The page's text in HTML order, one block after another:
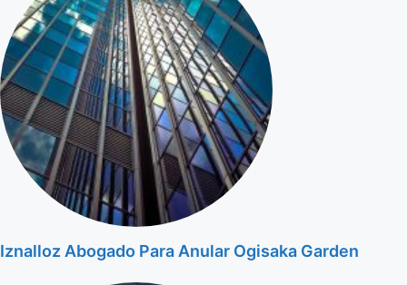
Iznalloz Abogado Para Anular Ogisaka Garden